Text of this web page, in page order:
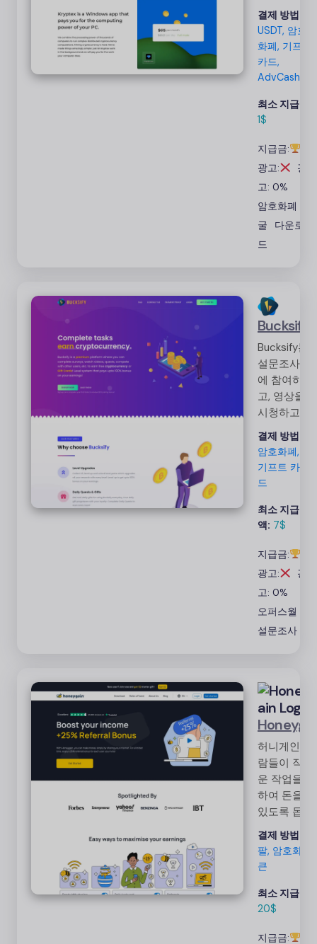
Windows
앱입니다.
암호화폐를
채굴하고 비
트코인이나
받으세요.
달러이든 다
결제 방법:
USDT, 암호
화폐, 기프트
카드,
AdvCash
최소 지급액:
1$
지급금:
광고:
광
고: 0%
암호화폐 채
굴
다운로
드
Bucksify
Bucksify는
설문조사
에 참여하
고, 영상을
시청하고,
작업을 완
료할 수 있
는 프리미
엄 플랫폼
른 사용자
와 경쟁하
호화폐나
상품권을
얻으세요!
결제 방법:
암호화폐,
기프트 카
드
최소 지급
액: 7$
지급금:
광고:
광
고: 0%
오퍼스월
설문조사
허니게인은
람들이 작고
운 작업을
하여 돈을
있도록 돕는
대한 플랫폼
니다. 3~5분
투자해 작업
100달러 이
을 벌 수 있
결제 방법:
팔, 암호화폐,
큰
최소 지급액:
20$
지급금: